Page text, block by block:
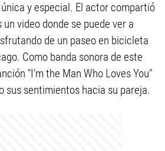
y especial. El actor compartió
video donde se puede ver a
de un paseo en bicicleta
Como banda sonora de este
"I’m the Man Who Loves You"
sus sentimientos hacia su pareja.